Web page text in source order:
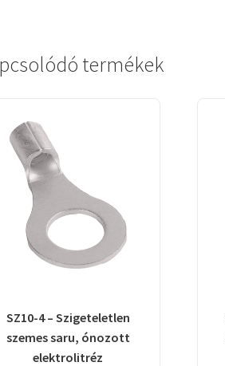
termékek
SZ10-4 – Szigeteletlen
szemes saru, ónozott
elektrolitréz